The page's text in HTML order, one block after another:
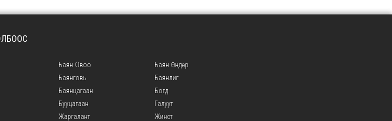
Баян-Овоо
Баян-Өндөр
Баянговь
Баянлиг
Баянцагаан
Богд
Бууцагаан
Галуут
Жаргалант
Жинст